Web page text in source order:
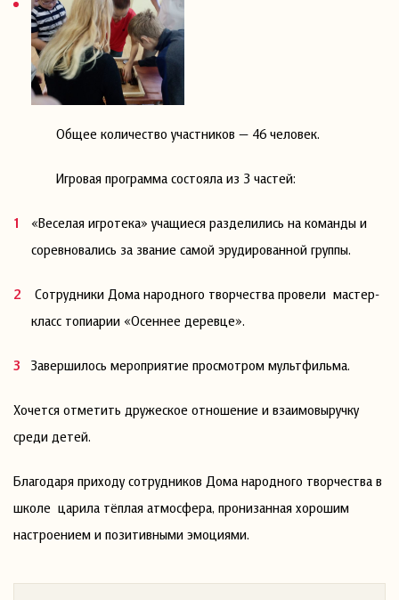
Общее количество участников — 46 человек.
Игровая программа состояла из 3 частей:
«Веселая игротека» учащиеся разделились на команды и
соревновались за звание самой эрудированной группы.
Сотрудники Дома народного творчества провели мастер-
класс топиарии «Осеннее деревце».
Завершилось мероприятие просмотром мультфильма.
Хочется отметить дружеское отношение и взаимовыручку
среди детей.
Благодаря приходу сотрудников Дома народного творчества в
школе царила тёплая атмосфера, пронизанная хорошим
настроением и позитивными эмоциями.